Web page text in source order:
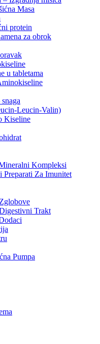
Masa
protein
za obrok
u tabletama
Leucin-Valin)
Kiseline
Kompleksi
Preparati Za Imunitet
Trakt
Pumpa